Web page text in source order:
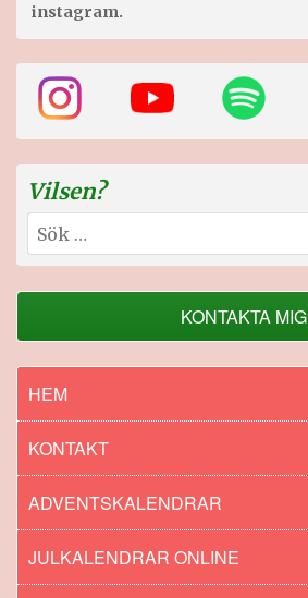
instagram.
Vilsen?
Sök
efter:
KONTAKTA MIG
HEM
KONTAKT
ADVENTSKALENDRAR
JULKALENDRAR ONLINE